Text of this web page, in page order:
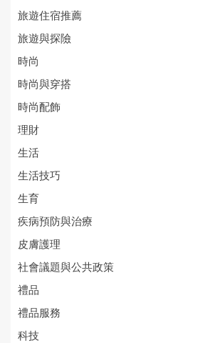
旅遊住宿推薦
旅遊與探險
時尚
時尚與穿搭
時尚配飾
理財
生活
生活技巧
生育
疾病預防與治療
皮膚護理
社會議題與公共政策
禮品
禮品服務
科技